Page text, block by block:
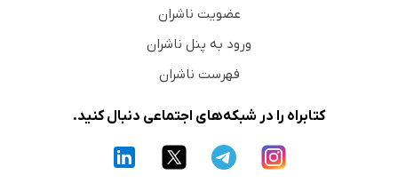
عضویت ناشران
ورود به پنل ناشران
فهرست ناشران
کتابراه را در شبکه‌های اجتماعی دنبال کنید.